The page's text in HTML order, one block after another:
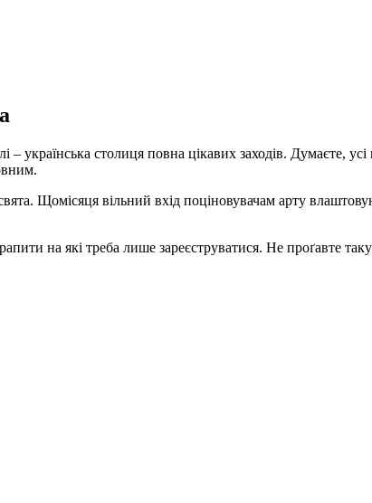
– українська столиця повна цікавих заходів. Думаєте,
Щомісяця вільний вхід поціновувачам арту
на які треба лише зареєструватися. Не проґавте